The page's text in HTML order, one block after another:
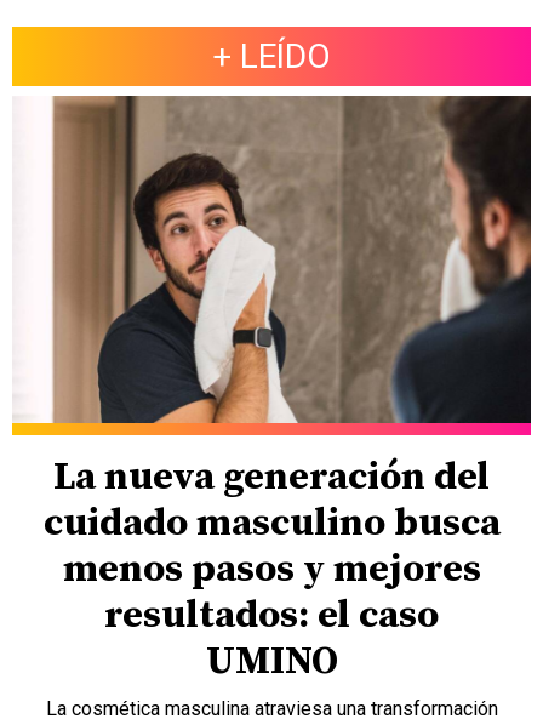
+ LEÍDO
La nueva generación del
cuidado masculino busca
menos pasos y mejores
resultados: el caso
UMINO
La cosmética masculina atraviesa una transformación